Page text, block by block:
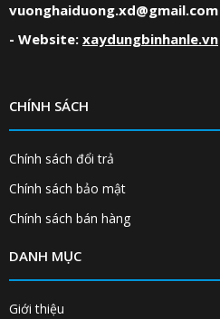
vuonghaiduong.xd@gmail.com
- Website: xaydungbinhanle.vn
CHÍNH SÁCH
Chính sách đổi trả
Chính sách bảo mật
Chính sách bán hàng
DANH MỤC
Giới thiệu